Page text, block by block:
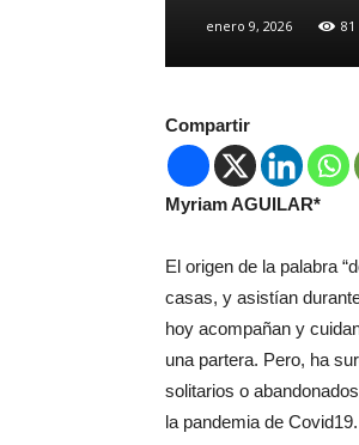
enero 9, 2026 81
Compartir
Myriam AGUILAR*
El origen de la palabra
casas, y asistían
hoy acompañan y
una partera. Pero, ha
solitarios o
la pandemia de Covid19.